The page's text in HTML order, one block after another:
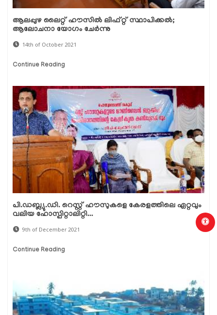
ആലപ്പുഴ ലൈറ്റ് ഹൗസില്‍ ലിഫ്റ്റ് സ്ഥാപിക്കല്‍;
ആലോചനാ യോഗം ചേര്‍ന്നു
14th of October 2021
Continue Reading
പി.ഡബ്ല്യു.ഡി. റെസ്റ്റ് ഹൗസുകളെ കേരളത്തിലെ ഏറ്റവും
വലിയ ഹോസ്പിറ്റാലിറ്റി...
9th of December 2021
Continue Reading